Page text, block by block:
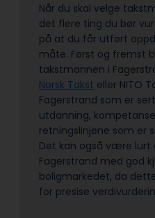
Når du skal velge
det flere ting du bør
på at du får utført
måte. Først og fremst
takstmannen i
Norsk Takst eller NITO
Fagerstrand som er
utdanning,
retningslinjene som er
Det kan også være lurt
Fagerstrand med god
boligmarkedet, da
for presise